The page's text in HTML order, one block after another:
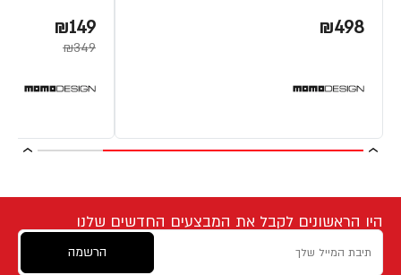
₪498
₪149
₪349
היו הראשונים לקבל את המבצעים החדשים שלנו
הרשמה